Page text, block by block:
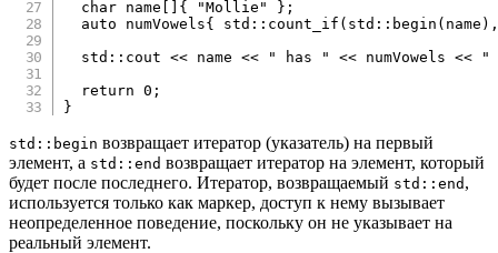
char name [ ] { "Mollie" } ;
auto numVowels{ std :: count_if ( std :: begin ( name )
  std
:: cout << name << " has " << numVowels <<
"
return
0 ;
}
std::begin возвращает итератор (указатель) на первый
элемент, а std::end возвращает итератор на элемент, который
будет после последнего. Итератор, возвращаемый std::end ,
используется только как маркер, доступ к нему вызывает
неопределенное поведение, поскольку он не указывает на
реальный элемент.